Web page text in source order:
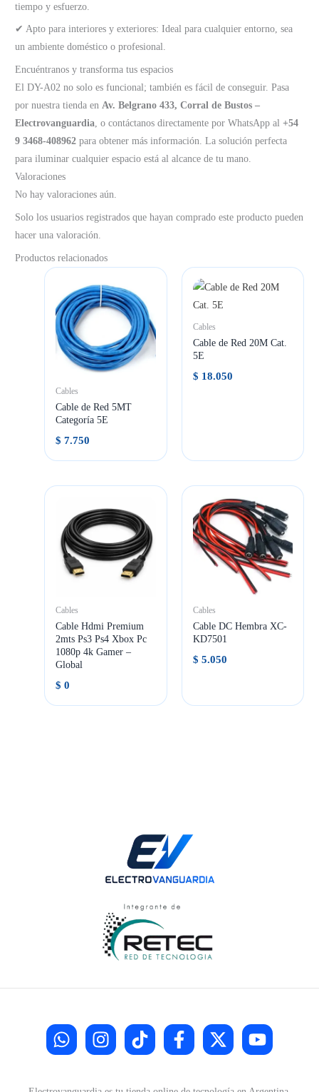
tiempo y esfuerzo.
✔ Apto para interiores y exteriores: Ideal para cualquier entorno, sea
un ambiente doméstico o profesional.
Encuéntranos y transforma tus espacios
El DY-A02 no solo es funcional; también es fácil de conseguir. Pasa
por nuestra tienda enAv. Belgrano 433, Corral de Bustos –
Electrovanguardia, o contáctanos directamente por WhatsApp al+54
9 3468-408962 para obtener más información. La solución perfecta
para iluminar cualquier espacio está al alcance de tu mano.
Valoraciones
No hay valoraciones aún.
Solo los usuarios registrados que hayan comprado este producto pueden
hacer una valoración.
Productos relacionados
Cables
Cable de Red 5MT
Categoría 5E
$ 7.750
Cables
Cable de Red 20M Cat.
5E
$ 18.050
Cables
Cable Hdmi Premium
2mts Ps3 Ps4 Xbox Pc
1080p 4k Gamer –
Global
$ 0
Cables
Cable DC Hembra XC-
KD7501
$ 5.050